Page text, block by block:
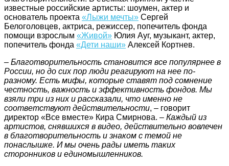
известные российские артисты: шоумен, актер и
основатель проекта «Лыжи мечты» Сергей
Белоголовцев, актриса, режиссер, попечитель фонда
помощи взрослым «Живой» Юлия Ауг, музыкант, актер,
попечитель фонда «Дети наши» Алексей Кортнев.
– Благотворительность становится все популярнее в
России, но до сих пор люди реагируют на нее по-
разному. Есть мифы, которые ставят под сомнение
честность, важность и эффективность фондов. Мы
взяли три из них и рассказали, что именно не
соответствуют действительности, – говорит
директор «Все вместе» Кира Смирнова. – Каждый из
артистов, снявшихся в видео, действительно вовлечен
в благотворительность и знаком с темой не
понаслышке. И мы очень рады иметь таких
сторонников и единомышленников.